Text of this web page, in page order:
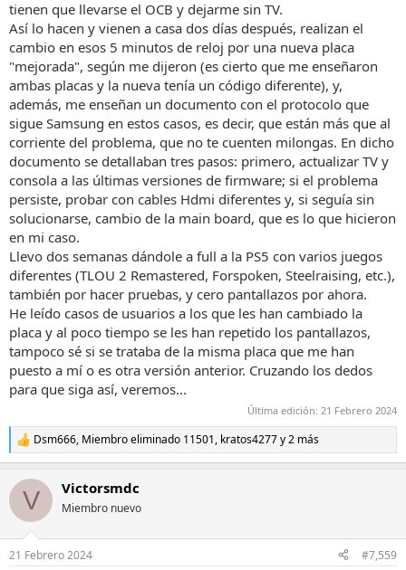
tienen que llevarse el OCB y dejarme sin TV.
Así lo hacen y vienen a casa dos días después, realizan el
cambio en esos 5 minutos de reloj por una nueva placa
"mejorada", según me dijeron (es cierto que me enseñaron
ambas placas y la nueva tenía un código diferente), y,
además, me enseñan un documento con el protocolo que
sigue Samsung en estos casos, es decir, que están más que al
corriente del problema, que no te cuenten milongas. En dicho
documento se detallaban tres pasos: primero, actualizar TV y
consola a las últimas versiones de firmware; si el problema
persiste, probar con cables Hdmi diferentes y, si seguía sin
solucionarse, cambio de la main board, que es lo que hicieron
en mi caso.
Llevo dos semanas dándole a full a la PS5 con varios juegos
diferentes (TLOU 2 Remastered, Forspoken, Steelraising, etc.),
también por hacer pruebas, y cero pantallazos por ahora.
He leído casos de usuarios a los que les han cambiado la
placa y al poco tiempo se les han repetido los pantallazos,
tampoco sé si se trataba de la misma placa que me han
puesto a mí o es otra versión anterior. Cruzando los dedos
para que siga así, veremos...
Última edición: 21 Febrero 2024
R
e
c
i
e
Dsm666, Miembro eliminado 11501, kratos4277y 2 más
V Victorsmdc
Miembro nuevo
21 Febrero 2024 #7,559